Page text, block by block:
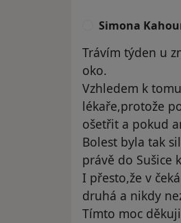
Simona
Trávím týden u
oko.
Vzhledem k
lékaře,protože
ošetřit a pokud
Bolest byla tak
právě do Sušice
I přesto,že v
druhá a nikdy
Tímto moc